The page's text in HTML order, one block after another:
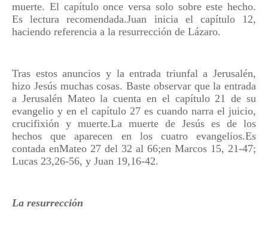
muerte. El capítulo once versa solo sobre este hecho.
Es lectura recomendada.Juan inicia el capítulo 12,
haciendo referencia a la resurrección de Lázaro.
Tras estos anuncios y la entrada triunfal a Jerusalén,
hizo Jesús muchas cosas. Baste observar que la entrada
a Jerusalén Mateo la cuenta en el capítulo 21 de su
evangelio y en el capítulo 27 es cuando narra el juicio,
crucifixión y muerte.La muerte de Jesús es de los
hechos que aparecen en los cuatro evangelios.Es
contada enMateo 27 del 32 al 66;en Marcos 15, 21-47;
Lucas 23,26-56, y Juan 19,16-42.
La resurrección